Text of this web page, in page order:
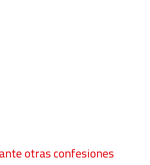
otras confesiones